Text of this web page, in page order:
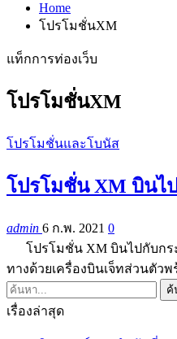
Home
โปรโมชั่นXM
แท็กการท่องเว็บ
โปรโมชั่นXM
โปรโมชั่นและโบนัส
โปรโมชั่น XM บินไ
admin 6 ก.พ. 2021 0
โปรโมชั่น XM บินไปกับกระ
ทางด้วยเครื่องบินเจ็ทส่วนตัว
เรื่องล่าสุด